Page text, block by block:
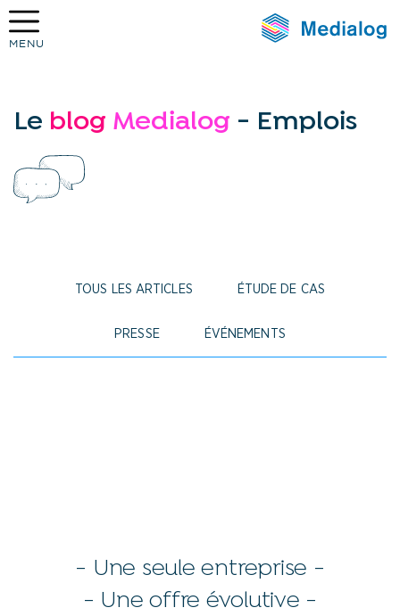
MENU
Le blog Medialog - Emplois
TOUS LES ARTICLES ÉTUDE DE CAS
PRESSE ÉVÉNEMENTS
- Une seule entreprise -
- Une offre évolutive -